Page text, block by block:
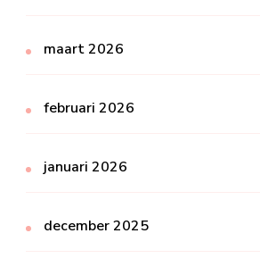
maart 2026
februari 2026
januari 2026
december 2025